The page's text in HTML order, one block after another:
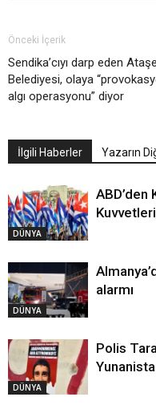
Önceki İçerik
Sendika’cıyı darp eden
Belediyesi, olaya
algı operasyonu” diyor
İlgili Haberler Yazarın
DÜNYA
ABD’den
DÜNYA
alarmı
DÜNYA
Polis